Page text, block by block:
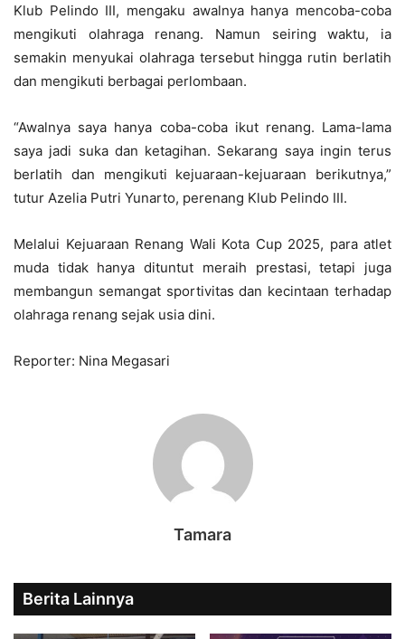
Klub Pelindo III, mengaku awalnya hanya mencoba-coba
mengikuti olahraga renang. Namun seiring waktu, ia
semakin menyukai olahraga tersebut hingga rutin berlatih
dan mengikuti berbagai perlombaan.
“Awalnya saya hanya coba-coba ikut renang. Lama-lama
saya jadi suka dan ketagihan. Sekarang saya ingin terus
berlatih dan mengikuti kejuaraan-kejuaraan berikutnya,”
tutur Azelia Putri Yunarto, perenang Klub Pelindo III.
Melalui Kejuaraan Renang Wali Kota Cup 2025, para atlet
muda tidak hanya dituntut meraih prestasi, tetapi juga
membangun semangat sportivitas dan kecintaan terhadap
olahraga renang sejak usia dini.
Reporter: Nina Megasari
Tamara
Berita Lainnya